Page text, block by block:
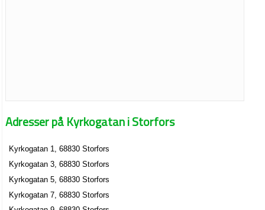
Adresser på Kyrkogatan i Storfors
Kyrkogatan 1, 68830 Storfors
Kyrkogatan 3, 68830 Storfors
Kyrkogatan 5, 68830 Storfors
Kyrkogatan 7, 68830 Storfors